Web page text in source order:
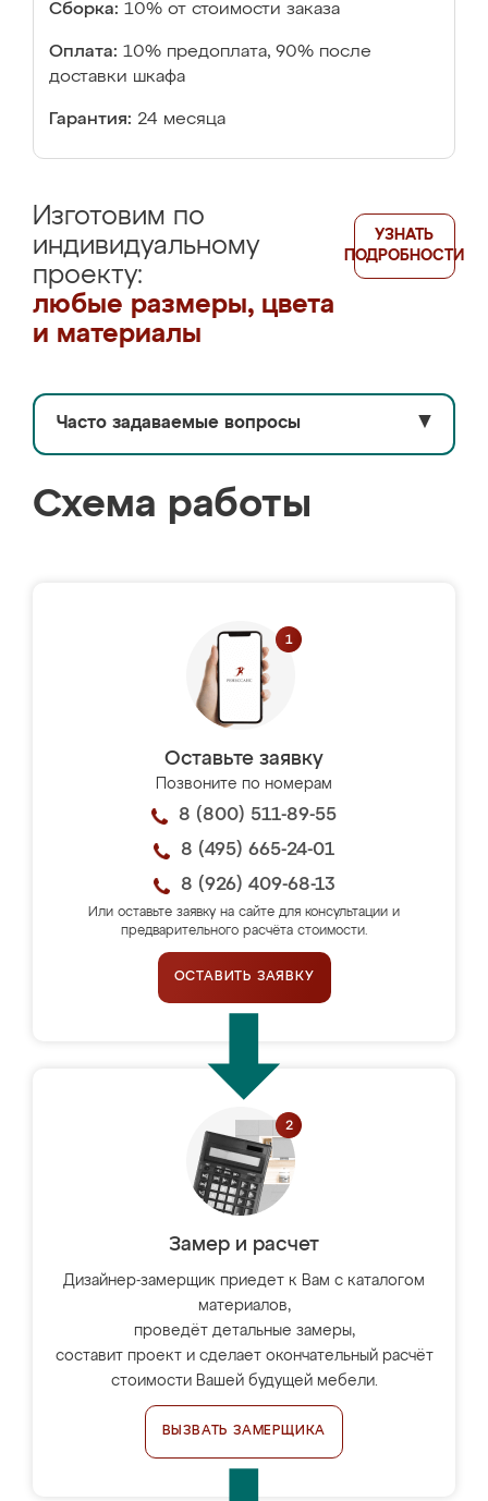
Сборка: 10% от стоимости заказа
Оплата: 10% предоплата, 90% после
доставки шкафа
Гарантия: 24 месяца
Изготовим по
индивидуальному
проекту:
любые размеры, цвета
и материалы
УЗНАТЬ
ПОДРОБНОСТИ
Часто задаваемые вопросы ▼
Схема работы
Оставьте заявку
Позвоните по номерам
8 (800) 511-89-55
8 (495) 665-24-01
8 (926) 409-68-13
Или оставьте заявку на сайте для консультации и
предварительного расчёта стоимости.
ОСТАВИТЬ ЗАЯВКУ
Замер и расчет
Дизайнер-замерщик приедет к Вам с каталогом
материалов,
проведёт детальные замеры,
составит проект и сделает окончательный расчёт
стоимости Вашей будущей мебели.
ВЫЗВАТЬ ЗАМЕРЩИКА